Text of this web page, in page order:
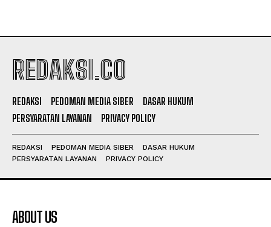
REDAKSI.CO
REDAKSI PEDOMAN MEDIA SIBER
DASAR HUKUM
PERSYARATAN LAYANAN
PRIVACY POLICY
REDAKSI PEDOMAN MEDIA SIBER
DASAR HUKUM
PERSYARATAN LAYANAN
PRIVACY POLICY
ABOUT US